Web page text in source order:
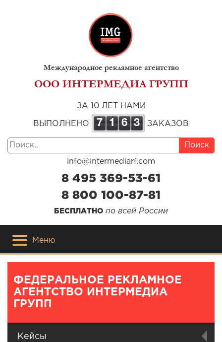
Международное рекламное агентство
ООО ИНТЕРМЕДИА ГРУПП
ЗА 10 ЛЕТ НАМИ
ВЫПОЛНЕНО 7 1 6 3 ЗАКАЗОВ
Поиск
info@intermediarf.com
8 495 369-53-61
8 800 100-87-81
БЕСПЛАТНО по всей России
Меню
ФЕДЕРАЛЬНОЕ РЕКЛАМНОЕ
АГЕНТСТВО ИНТЕРМЕДИА
ГРУПП
Кейсы